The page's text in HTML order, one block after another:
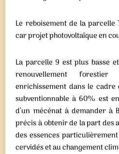
Le reboisement de la parcelle
car projet photovoltaïque en
La parcelle 9 est plus basse
renouvellement
enrichissement dans le
subventionnable à 60% est
d’un mécénat à demander à
précis à obtenir de la part des
des essences
cervidés et au changement